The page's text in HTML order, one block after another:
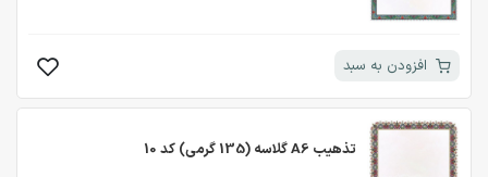
افزودن به سبد
تذهیب A6 گلاسه (135 گرمی) کد 10